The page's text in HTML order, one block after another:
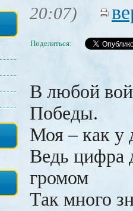
20:07)
Поделиться:
В любой
Победы.
Моя – как у
Ведь цифра
громом
Так много